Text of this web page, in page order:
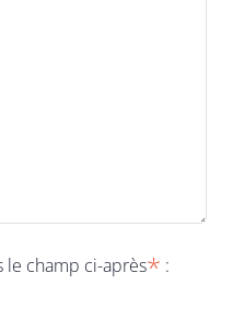
le champ ci-après* :